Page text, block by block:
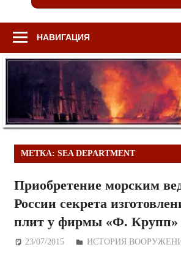
НАВИГАЦИЯ
МЕТКА: SEA DEPARTMENT
Приобретение морским
России секрета
плит у фирмы «Ф. Крупп»
23/07/2015 Дежурный по Редакции
ИСТОРИЯ